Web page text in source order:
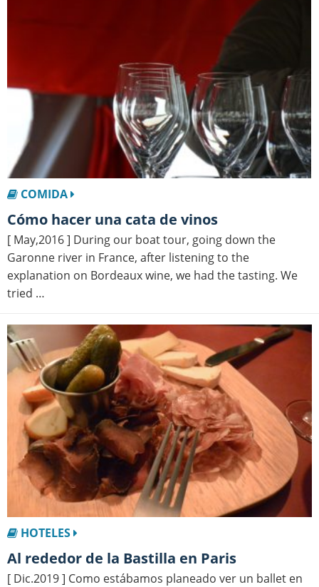
COMIDA
Cómo hacer una cata de vinos
[ May,2016 ] During our boat tour, going down the
Garonne river in France, after listening to the
explanation on Bordeaux wine, we had the tasting. We
tried …
HOTELES
Al rededor de la Bastilla en Paris
[ Dic.2019 ] Como estábamos planeado ver un ballet en